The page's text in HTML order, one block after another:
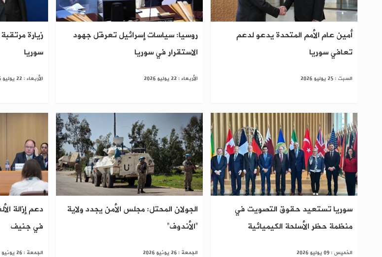
أمين عام الأمم المتحدة يدعو لدعم
تعافي سوريا
السبت : 25 يوليو 2026
روسيا: سياسات إسرائيل تعرقل جهود
الاستقرار في سوريا
الأربعاء : 22 يوليو 2026
زيارة
سوريا
الأربعاء : 22 يوليو 2026
سوريا تستعيد حقوق التصويت في
منظمة حظر الأسلحة الكيميائية
الخميس : 09 يوليو 2026
الجولان المحتل: مجلس الأمن يجدد ولاية
“الأندوف”
الجمعة : 26 يونيو 2026
دعم إزالة
في جنيف
الجمعة : 26 يونيو 2026